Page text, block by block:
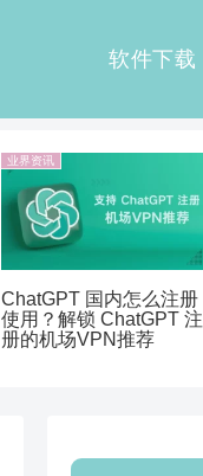
软件下载
业界资讯
ChatGPT 国内怎么注册
使用？解锁 ChatGPT 注
册的机场VPN推荐